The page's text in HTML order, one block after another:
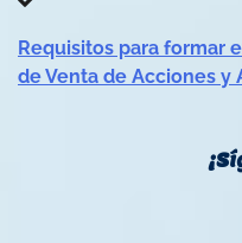
Requisitos para formar
de Venta de Acciones y